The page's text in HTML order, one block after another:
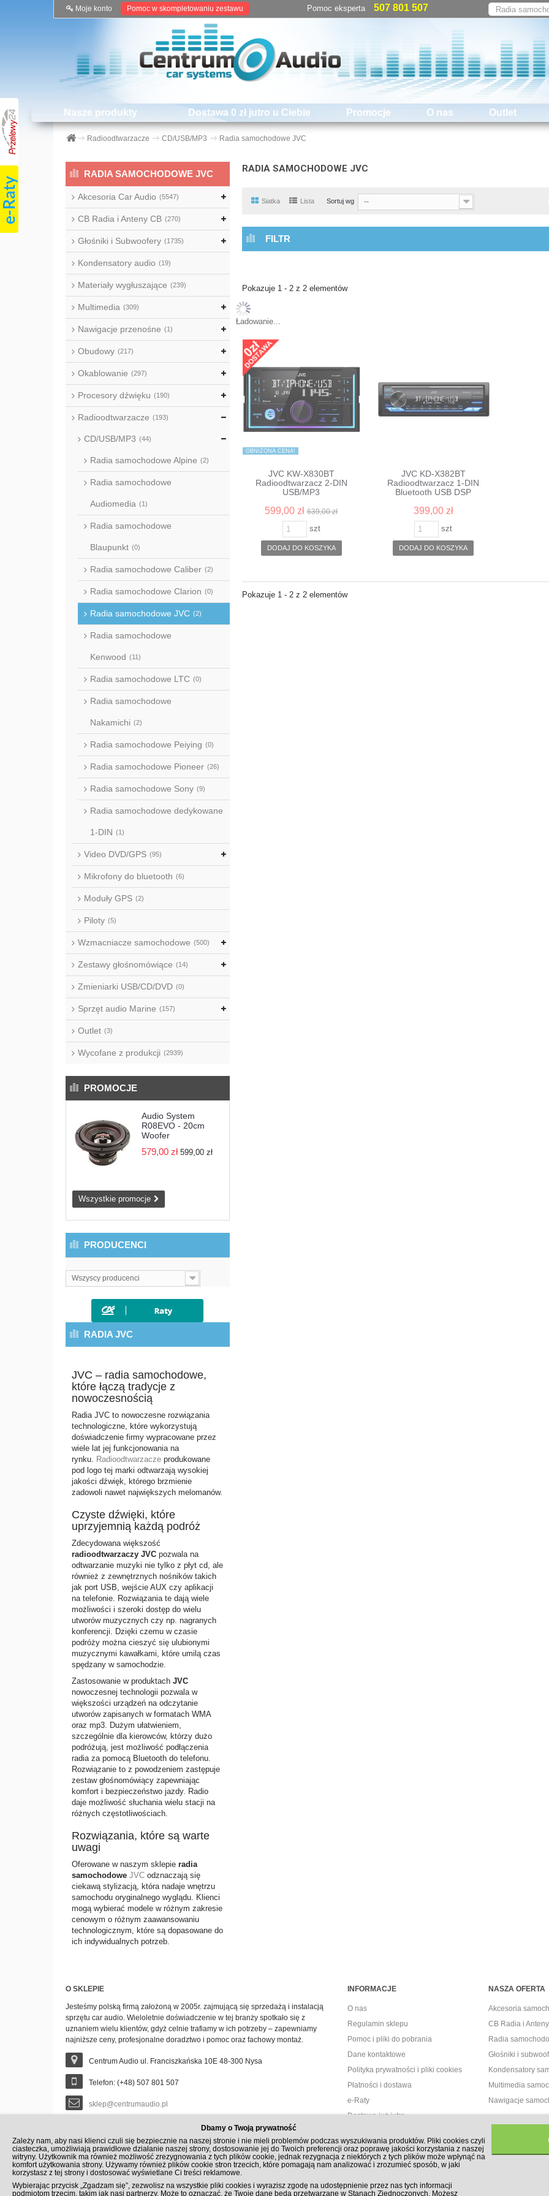
Moje konto Pomoc w skompletowaniu zestawu Pomoc eksperta 507 801 507
Dbamy o Twoją prywatność
Zależy nam, aby nasi klienci czuli się bezpiecznie na naszej stronie i nie mieli problemów podczas wyszukiwania produktów. Pliki cookies czyli
ciasteczka, umożliwiają prawidłowe działanie naszej strony, dostosowanie jej do Twoich preferencji oraz poprawę jakości korzystania z naszej
witryny. Użytkownik ma również możliwość zrezygnowania z tych plików cookie, jednak rezygnacja z niektórych z tych plików może wpłynąć na
komfort użytkowania strony. Używamy również plików cookie stron trzecich, które pomagają nam analizować i zrozumieć sposób, w jaki
korzystasz z tej strony i dostosować wyświetlane Ci treści reklamowe.
Wybierając przycisk „Zgadzam się”, zezwolisz na wszystkie pliki cookies i wyrazisz zgodę na udostępnienie przez nas tych informacji
podmiotom trzecim, takim jak nasi partnerzy. Może to oznaczać, że Twoje dane będą przetwarzane w Stanach Zjednoczonych. Możesz
Nasze produkty Dostawa 0 zł jutro u Ciebie Promocje O nas Outlet
Radioodtwarzacze CD/USB/MP3 Radia samochodowe JVC
RADIA SAMOCHODOWE JVC
Akcesoria Car Audio (5547)
CB Radia i Anteny CB (270)
Głośniki i Subwoofery (1735)
Kondensatory audio (19)
Materiały wygłuszające (239)
Multimedia (309)
Nawigacje przenośne (1)
Obudowy (217)
Okablowanie (297)
Procesory dźwięku (190)
Radioodtwarzacze (193)
CD/USB/MP3 (44)
Radia samochodowe Alpine (2)
Radia samochodowe
Audiomedia (1)
Radia samochodowe
Blaupunkt (0)
Radia samochodowe Caliber (2)
Radia samochodowe Clarion (0)
Radia samochodowe JVC (2)
Radia samochodowe
Kenwood (11)
Radia samochodowe LTC (0)
Radia samochodowe
Nakamichi (2)
Radia samochodowe Peiying (0)
Radia samochodowe Pioneer (26)
Radia samochodowe Sony (9)
Radia samochodowe dedykowane
1-DIN (1)
Video DVD/GPS (95)
Mikrofony do bluetooth (6)
Moduły GPS (2)
Piloty (5)
Wzmacniacze samochodowe (500)
Zestawy głośnomówiące (14)
Zmieniarki USB/CD/DVD (0)
Sprzęt audio Marine (157)
Outlet (3)
Wycofane z produkcji (2939)
PROMOCJE
Audio System
R08EVO - 20cm
Woofer
579,00 zł 599,00 zł
Wszystkie promocje
PRODUCENCI
Wszyscy producenci
RADIA JVC
JVC – radia samochodowe,
które łączą tradycje z
nowoczesnością
Radia JVC to nowoczesne rozwiązania
technologiczne, które wykorzystują
doświadczenie firmy wypracowane przez
wiele lat jej funkcjonowania na
rynku. Radioodtwarzacze produkowane
pod logo tej marki odtwarzają wysokiej
jakości dźwięk, którego brzmienie
zadowoli nawet największych melomanów.
Czyste dźwięki, które
uprzyjemnią każdą podróż
Zdecydowana większość
radioodtwarzaczy JVC pozwala na
odtwarzanie muzyki nie tylko z płyt cd, ale
również z zewnętrznych nośników takich
jak port USB, wejście AUX czy aplikacji
na telefonie. Rozwiązania te dają wiele
możliwości i szeroki dostęp do wielu
utworów muzycznych czy np. nagranych
konferencji. Dzięki czemu w czasie
podróży można cieszyć się ulubionymi
muzycznymi kawałkami, które umilą czas
spędzany w samochodzie.
Zastosowanie w produktach JVC
nowoczesnej technologii pozwala w
większości urządzeń na odczytanie
utworów zapisanych w formatach WMA
oraz mp3. Dużym ułatwieniem,
szczególnie dla kierowców, którzy dużo
podróżują, jest możliwość podłączenia
radia za pomocą Bluetooth do telefonu.
Rozwiązanie to z powodzeniem zastępuje
zestaw głośnomówiący zapewniając
komfort i bezpieczeństwo jazdy. Radio
daje możliwość słuchania wielu stacji na
różnych częstotliwościach.
Rozwiązania, które są warte
uwagi
Oferowane w naszym sklepie radia
samochodowe JVC odznaczają się
ciekawą stylizacją, która nadaje wnętrzu
samochodu oryginalnego wyglądu. Klienci
mogą wybierać modele w różnym zakresie
cenowym o różnym zaawansowaniu
technologicznym, które są dopasowane do
ich indywidualnych potrzeb.
RADIA SAMOCHODOWE JVC
Siatka Lista Sortuj wg --
FILTR
Pokazuje 1 - 2 z 2 elementów
Ładowanie...
JVC KW-X830BT
Radioodtwarzacz 2-DIN
USB/MP3
599,00 zł 639,00 zł
OBNIŻONA CENA!
szt
DODAJ DO KOSZYKA
JVC KD-X382BT
Radioodtwarzacz 1-DIN
Bluetooth USB DSP
399,00 zł
szt
DODAJ DO KOSZYKA
Pokazuje 1 - 2 z 2 elementów
O SKLEPIE
Jesteśmy polską firmą założoną w 2005r. zajmującą się sprzedażą i instalacją
sprzętu car audio. Wieloletnie doświadczenie w tej branży spotkało się z
uznaniem wielu klientów, gdyż celnie trafiamy w ich potrzeby – zapewniamy
najniższe ceny, profesjonalne doradztwo i pomoc oraz fachowy montaż.
Centrum Audio ul. Franciszkańska 10E 48-300 Nysa
Telefon: (+48) 507 801 507
sklep@centrumaudio.pl
INFORMACJE
O nas
Regulamin sklepu
Pomoc i pliki do pobrania
Dane kontaktowe
Polityka prywatności i pliki cookies
Płatności i dostawa
e-Raty
Dostawa już jutro
Dostawa 0 zł
NASZA OFERTA
Akcesoria
CB Radia i
Radia
Głośniki i
Kondensatory
Multimedia
Nawigacje
ZAPISZ SIĘ DO NEWSLETTERA